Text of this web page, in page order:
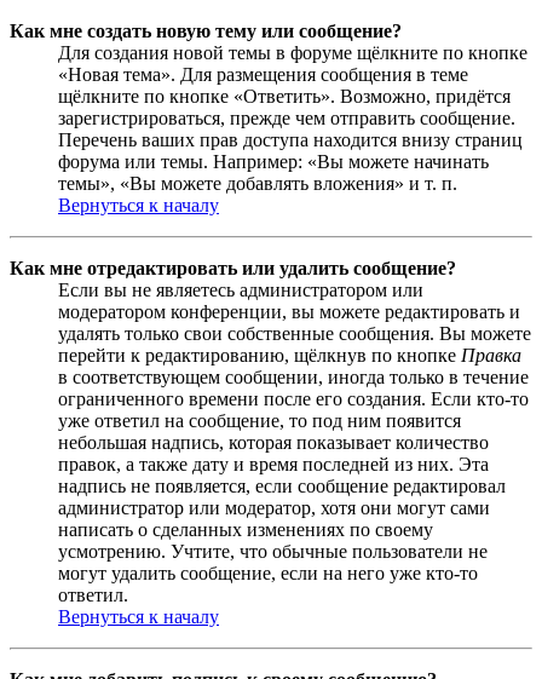
Как мне создать новую тему или сообщение?
Для создания новой темы в форуме щёлкните по кнопке
«Новая тема». Для размещения сообщения в теме
щёлкните по кнопке «Ответить». Возможно, придётся
зарегистрироваться, прежде чем отправить сообщение.
Перечень ваших прав доступа находится внизу страниц
форума или темы. Например: «Вы можете начинать
темы», «Вы можете добавлять вложения» и т. п.
Вернуться к началу
Как мне отредактировать или удалить сообщение?
Если вы не являетесь администратором или
модератором конференции, вы можете редактировать и
удалять только свои собственные сообщения. Вы можете
перейти к редактированию, щёлкнув по кнопке Правка
в соответствующем сообщении, иногда только в течение
ограниченного времени после его создания. Если кто-то
уже ответил на сообщение, то под ним появится
небольшая надпись, которая показывает количество
правок, а также дату и время последней из них. Эта
надпись не появляется, если сообщение редактировал
администратор или модератор, хотя они могут сами
написать о сделанных изменениях по своему
усмотрению. Учтите, что обычные пользователи не
могут удалить сообщение, если на него уже кто-то
ответил.
Вернуться к началу